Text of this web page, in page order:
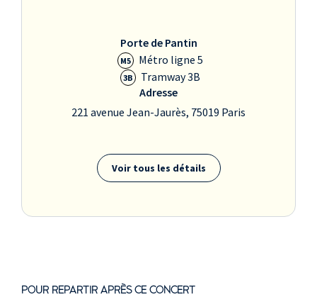
Porte de Pantin
M5 Métro ligne 5
3B
Tramway 3B
Adresse
221 avenue Jean-Jaurès, 75019 Paris
Voir tous les détails
POUR REPARTIR APRÈS CE CONCERT